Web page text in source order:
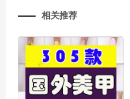
相关推荐